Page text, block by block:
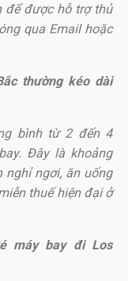
để được hỗ trợ thủ
qua Email hoặc
thường kéo dài
bình từ 2 đến 4
Đây là khoảng
nghỉ ngơi, ăn uống
thuế hiện đại ở
máy bay đi Los